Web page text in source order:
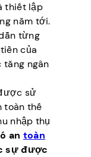
thiết lập
năm tới.
từng
của
tăng ngân
sử
toàn thế
nhập thụ
an toàn
sự được